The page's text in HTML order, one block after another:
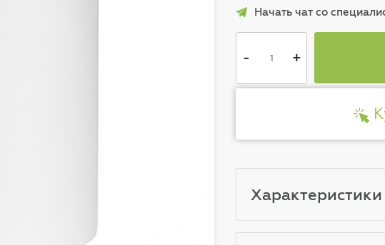
Начать чат со
- +
Характеристики